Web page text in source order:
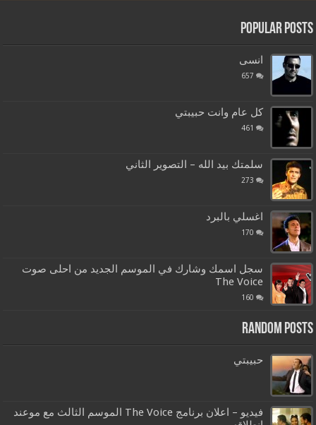
Popular Posts
انسى
657
كل عام وانت حبيبتي
461
سلمتك بيد الله – التصوير الثاني
273
اغسلي بالبرد
170
سجل اسمك وشارك في الموسم الجديد من احلى صوت
The Voice
160
Random Posts
حبيبتي
فيديو – اعلان برنامج The Voice الموسم الثالث مع موعند